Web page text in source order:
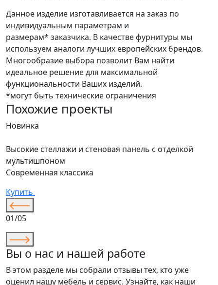
Данное изделие изготавливается на заказ по
индивидуальным параметрам и
размерам* заказчика. В качестве фурнитуры мы
используем аналоги лучших европейских брендов.
Многообразие выбора позволит Вам найти
идеальное решение для максимальной
функциональности Ваших изделий.
*могут быть технические ограничения
Похожие проекты
Новинка
Высокие стеллажи и стеновая панель с отделкой
мультишпоном
Современная классика
Купить
01/05
Вы о нас и нашей работе
В этом разделе мы собрали отзывы тех, кто уже
оценил нашу мебель и сервис. Узнайте, как наши